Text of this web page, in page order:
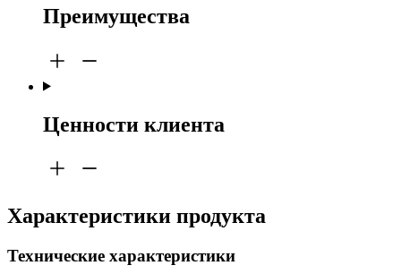
Преимущества
Ценности клиента
Характеристики продукта
Технические характеристики